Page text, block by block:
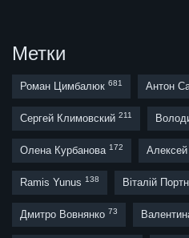
Метки
Роман Цимбалюк 681 Антон
Сергей Климовский 211
Олена Курбанова 172
Ramis Yunus 138 Віталій
Дмитро Вовнянко 73